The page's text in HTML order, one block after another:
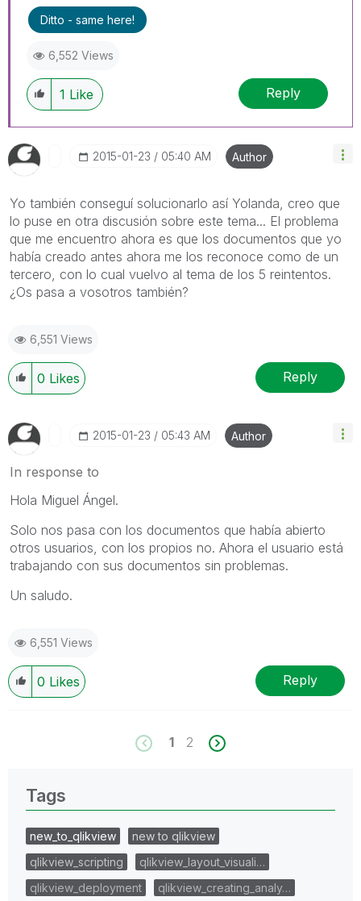
Ditto - same here!
6,552 Views
1 Like Reply
‎2015-01-23 05:40 AM Author
Yo también conseguí solucionarlo así Yolanda, creo que
lo puse en otra discusión sobre este tema... El problema
que me encuentro ahora es que los documentos que yo
había creado antes ahora me los reconoce como de un
tercero, con lo cual vuelvo al tema de los 5 reintentos.
¿Os pasa a vosotros también?
6,551 Views
0 Likes Reply
‎2015-01-23 05:43 AM Author
In response to
Hola Miguel Ángel.
Solo nos pasa con los documentos que había abierto
otros usuarios, con los propios no. Ahora el usuario está
trabajando con sus documentos sin problemas.
Un saludo.
6,551 Views
0 Likes Reply
1 2
Tags
new_to_qlikview
new to qlikview
qlikview_scripting
qlikview_layout_visuali…
qlikview_deployment
qlikview_creating_analy…